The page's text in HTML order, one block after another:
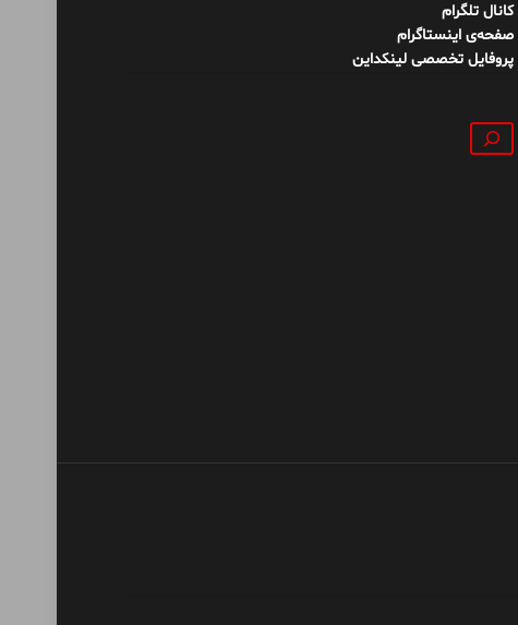
کانال تلگرام
صفحه‌ی اینستاگرام
پروفایل تخصصی لینکداین
جستجو